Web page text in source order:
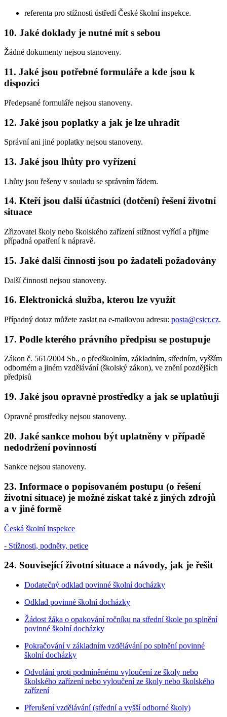
referenta pro stížnosti ústředí České školní inspekce.
10. Jaké doklady je nutné mít s sebou
Žádné dokumenty nejsou stanoveny.
11. Jaké jsou potřebné formuláře a kde jsou k
dispozici
Předepsané formuláře nejsou stanoveny.
12. Jaké jsou poplatky a jak je lze uhradit
Správní ani jiné poplatky nejsou stanoveny.
13. Jaké jsou lhůty pro vyřízení
Lhůty jsou řešeny v souladu se správním řádem.
14. Kteří jsou další účastníci (dotčení) řešení životní
situace
Zřizovatel školy nebo školského zařízení stížnost vyřídí a přijme
případná opatření k nápravě.
15. Jaké další činnosti jsou po žadateli požadovány
Další činnosti nejsou stanoveny.
16. Elektronická služba, kterou lze využít
Případný dotaz můžete zaslat na e-mailovou adresu: posta@csicr.cz.
17. Podle kterého právního předpisu se postupuje
Zákon č. 561/2004 Sb., o předškolním, základním, středním, vyšším
odborném a jiném vzdělávání (školský zákon), ve znění pozdějších
předpisů
19. Jaké jsou opravné prostředky a jak se uplatňují
Opravné prostředky nejsou stanoveny.
20. Jaké sankce mohou být uplatněny v případě
nedodržení povinností
Sankce nejsou stanoveny.
23. Informace o popisovaném postupu (o řešení
životní situace) je možné získat také z jiných zdrojů
a v jiné formě
Česká školní inspekce
- Stížnosti, podněty, petice
24. Související životní situace a návody, jak je řešit
Dodatečný odklad povinné školní docházky
Odklad povinné školní docházky
Žádost žáka o opakování ročníku na střední škole po splnění
povinné školní docházky
Pokračování v základním vzdělávání po splnění povinné
školní docházky
Odvolání proti podmíněnému vyloučení ze školy nebo
školského zařízení nebo vyloučení ze školy nebo školského
zařízení
Přerušení vzdělávání (střední a vyšší odborné školy)